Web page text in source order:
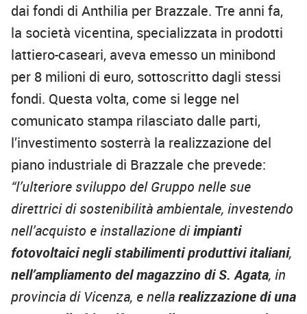
dai fondi di Anthilia per Brazzale. Tre anni fa,
la società vicentina, specializzata in prodotti
lattiero-caseari, aveva emesso un minibond
per 8 milioni di euro, sottoscritto dagli stessi
fondi. Questa volta, come si legge nel
comunicato stampa rilasciato dalle parti,
l’investimento sosterrà la realizzazione del
piano industriale di Brazzale che prevede:
“l’ulteriore sviluppo del Gruppo nelle sue
direttrici di sostenibilità ambientale, investendo
nell’acquisto e installazione diimpianti
fotovoltaici negli stabilimenti produttivi italiani,
nell’ampliamento del magazzino di S. Agata, in
provincia di Vicenza, e nellarealizzazione di una